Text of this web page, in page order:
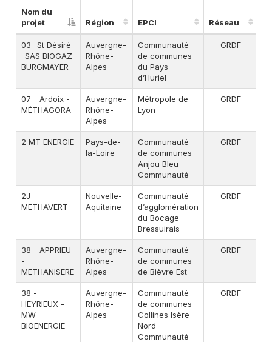
Nom du
projet
Région EPCI Réseau
03- St Désiré
-SAS BIOGAZ
BURGMAYER
Auvergne-
Rhône-
Alpes
Communauté
de communes
du Pays
d’Huriel
GRDF
07 - Ardoix -
MÉTHAGORA
Auvergne-
Rhône-
Alpes
Métropole de
Lyon
GRDF
2 MT ENERGIE
Pays-de-
la-Loire
Communauté
de communes
Anjou Bleu
Communauté
GRDF
2J
METHAVERT
Nouvelle-
Aquitaine
Communauté
d’agglomération
du Bocage
Bressuirais
GRDF
38 - APPRIEU
-
METHANISERE
Auvergne-
Rhône-
Alpes
Communauté
de communes
de Bièvre Est
GRDF
38 -
HEYRIEUX -
MW
BIOENERGIE
Auvergne-
Rhône-
Alpes
Communauté
de communes
Collines Isère
Nord
Communauté
GRDF